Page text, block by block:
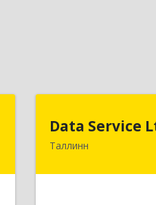
Data Service
ТаллиннEstonia,